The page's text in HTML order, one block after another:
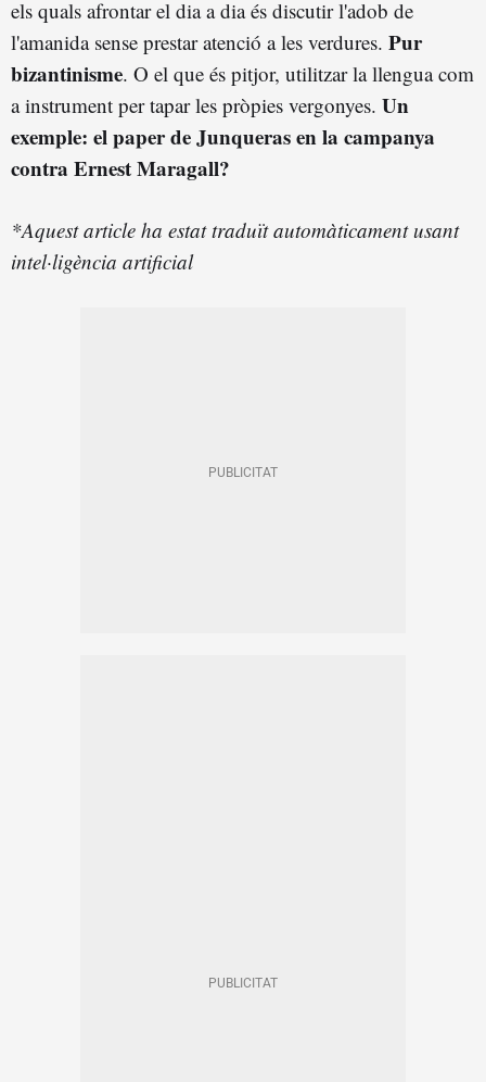
els quals afrontar el dia a dia és discutir l'adob de
l'amanida sense prestar atenció a les verdures. Pur
bizantinisme. O el que és pitjor, utilitzar la llengua com
a instrument per tapar les pròpies vergonyes. Un
exemple: el paper de Junqueras en la campanya
contra Ernest Maragall?
*Aquest article ha estat traduït automàticament usant
intel·ligència artificial